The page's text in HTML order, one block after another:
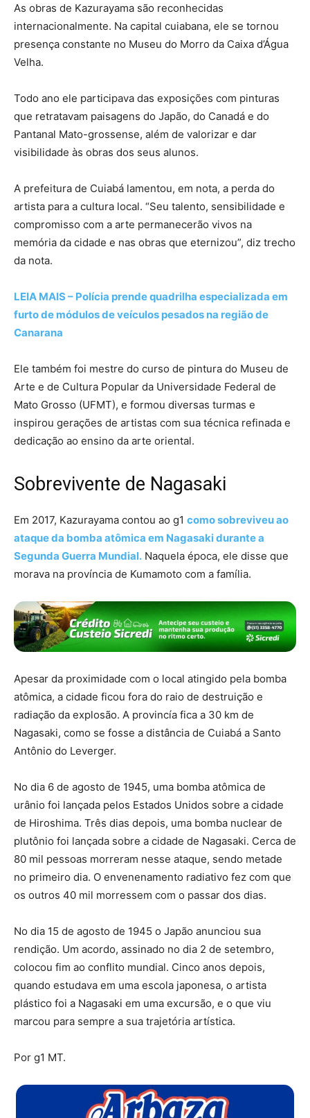
As obras de Kazurayama são reconhecidas
internacionalmente. Na capital cuiabana, ele se tornou
presença constante no Museu do Morro da Caixa d’Água
Velha.
Todo ano ele participava das exposições com pinturas
que retratavam paisagens do Japão, do Canadá e do
Pantanal Mato-grossense, além de valorizar e dar
visibilidade às obras dos seus alunos.
A prefeitura de Cuiabá lamentou, em nota, a perda do
artista para a cultura local. “Seu talento, sensibilidade e
compromisso com a arte permanecerão vivos na
memória da cidade e nas obras que eternizou”, diz trecho
da nota.
LEIA MAIS – Polícia prende quadrilha especializada em
furto de módulos de veículos pesados na região de
Canarana
Ele também foi mestre do curso de pintura do Museu de
Arte e de Cultura Popular da Universidade Federal de
Mato Grosso (UFMT), e formou diversas turmas e
inspirou gerações de artistas com sua técnica refinada e
dedicação ao ensino da arte oriental.
Sobrevivente de Nagasaki
Em 2017, Kazurayama contou ao g1 como sobreviveu ao
ataque da bomba atômica em Nagasaki durante a
Segunda Guerra Mundial. Naquela época, ele disse que
morava na província de Kumamoto com a família.
Apesar da proximidade com o local atingido pela bomba
atômica, a cidade ficou fora do raio de destruição e
radiação da explosão. A provincía fica a 30 km de
Nagasaki, como se fosse a distância de Cuiabá a Santo
Antônio do Leverger.
No dia 6 de agosto de 1945, uma bomba atômica de
urânio foi lançada pelos Estados Unidos sobre a cidade
de Hiroshima. Três dias depois, uma bomba nuclear de
plutônio foi lançada sobre a cidade de Nagasaki. Cerca de
80 mil pessoas morreram nesse ataque, sendo metade
no primeiro dia. O envenenamento radiativo fez com que
os outros 40 mil morressem com o passar dos dias.
No dia 15 de agosto de 1945 o Japão anunciou sua
rendição. Um acordo, assinado no dia 2 de setembro,
colocou fim ao conflito mundial. Cinco anos depois,
quando estudava em uma escola japonesa, o artista
plástico foi a Nagasaki em uma excursão, e o que viu
marcou para sempre a sua trajetória artística.
Por g1 MT.